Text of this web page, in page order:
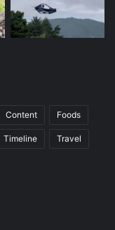
Content Foods
Timeline Travel